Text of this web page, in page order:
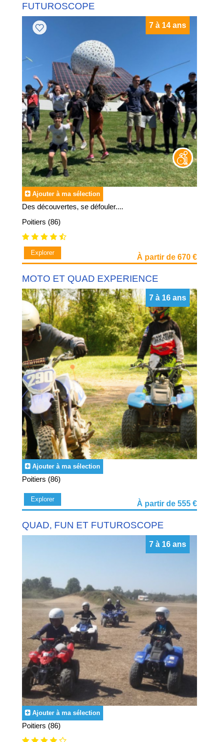
FUTUROSCOPE
7 à 14 ans
Ajouter à ma sélection
Des découvertes, se défouler....
Poitiers (86)
Explorer
À partir de 670 €
MOTO ET QUAD EXPERIENCE
7 à 16 ans
Ajouter à ma sélection
Poitiers (86)
Explorer
À partir de 555 €
QUAD, FUN ET FUTUROSCOPE
7 à 16 ans
Ajouter à ma sélection
Poitiers (86)